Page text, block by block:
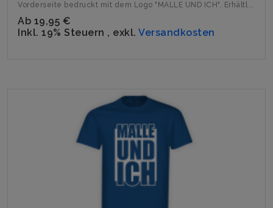
Vorderseite bedruckt mit dem Logo "MALLE UND ICH". Erhältl...
Ab 19,95 €
Inkl. 19% Steuern , exkl. Versandkosten